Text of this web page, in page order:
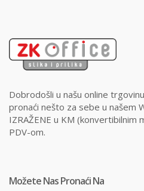
Dobrodošli u našu online
pronaći nešto za sebe u našem
IZRAŽENE u KM (konvertibilnim
PDV-om.
Možete Nas Pronaći Na